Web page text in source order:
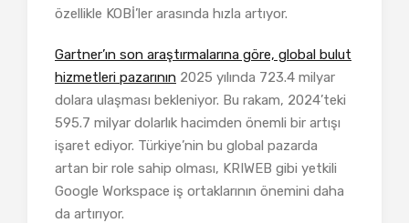
özellikle KOBİ’ler arasında hızla artıyor.
Gartner’ın son araştırmalarına göre, global bulut
hizmetleri pazarının 2025 yılında 723.4 milyar
dolara ulaşması bekleniyor. Bu rakam, 2024’teki
595.7 milyar dolarlık hacimden önemli bir artışı
işaret ediyor. Türkiye’nin bu global pazarda
artan bir role sahip olması, KRIWEB gibi yetkili
Google Workspace iş ortaklarının önemini daha
da artırıyor.